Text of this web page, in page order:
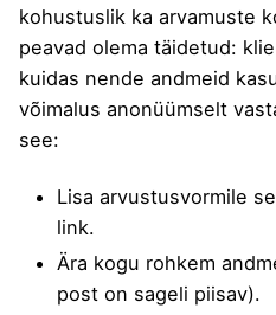
kohustuslik ka arvamuste
peavad olema täidetud:
kuidas nende andmeid
võimalus anonüümselt
see:
Lisa arvustusvormile
link.
Ära kogu rohkem
post on sageli piisav).